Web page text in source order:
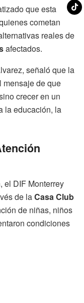
que esta
cometan
reales de
afectados.
señaló que la
mensaje de que
crecer en un
la educación, la
el DIF Monterrey
de laCasa Club
de niñas, niños
condiciones